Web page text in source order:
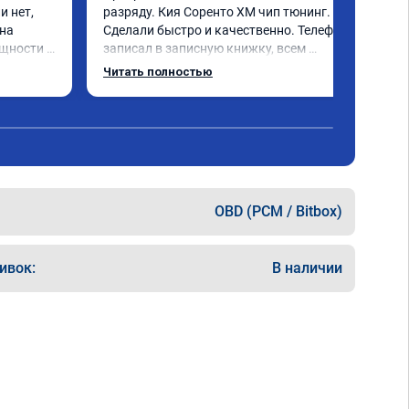
нет,
и
на
разряду. Кия Соренто XM чип тюнинг.
Сделали быстро и качественно. Телефон
записал в записную книжку, всем
рекомендую! Еще вот поеду в ближайшее
Читать полностью
OBD (PCM / Bitbox)
В наличии